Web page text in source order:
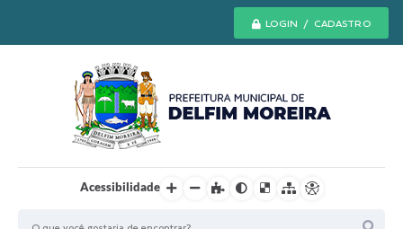
LOGIN / CADASTRO
Acessibilidade